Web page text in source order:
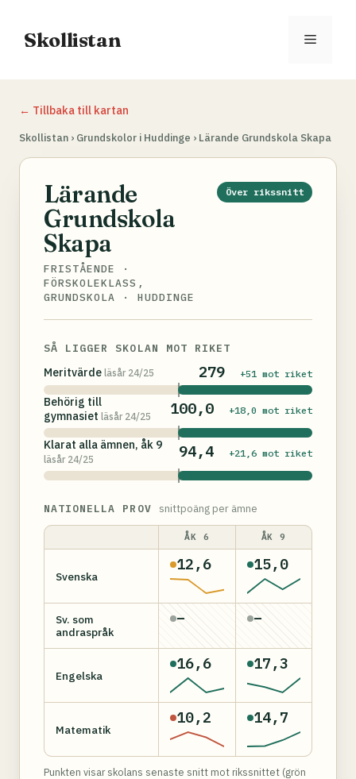
innehåll
Skollistan Meny
← Tillbaka till kartan
Skollistan › Grundskolor i Huddinge › Lärande Grundskola Skapa
Lärande
Grundskola
Skapa
FRISTÅENDE ·
FÖRSKOLEKLASS,
GRUNDSKOLA · HUDDINGE
Över rikssnitt
SÅ LIGGER SKOLAN MOT RIKET
Meritvärde läsår 24/25 279 +51 mot riket
Behörig till
gymnasiet läsår 24/25 100,0 +18,0 mot riket
Klarat alla ämnen, åk 9
läsår 24/25 94,4 +21,6 mot riket
NATIONELLA PROV snittpoäng per ämne
ÅK 6 ÅK 9
Svenska
12,6 15,0
Sv. som
andraspråk
– –
Engelska
16,6 17,3
Matematik
10,2 14,7
Punkten visar skolans senaste snitt mot rikssnittet (grön